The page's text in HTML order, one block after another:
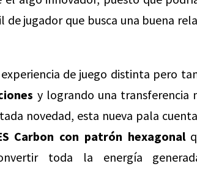
jugador que busca una buena
de juego distinta pero
y logrando una transferencia
novedad, esta nueva pala
Carbon con patrón hexagonal
toda la energía